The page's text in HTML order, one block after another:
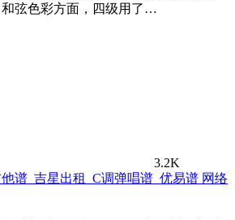
弦色彩方面，四级用了…
3.2K
网络